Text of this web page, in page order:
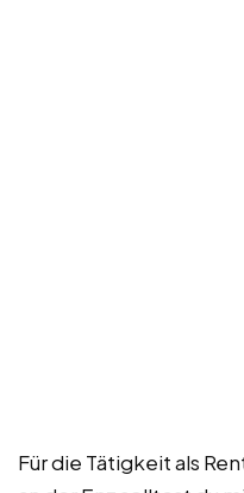
Für die Tätigkeit als